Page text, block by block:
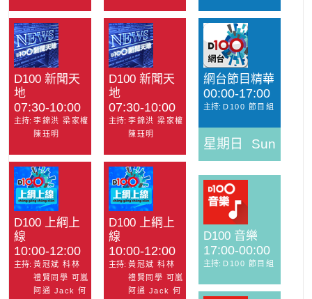
D100 新聞天
地
07:30-10:00
主持: 李錦洪 梁家權
陳珏明
D100 上綱上
線
10:00-12:00
主持: 黃冠斌 科林
禮賢同學 可嵐
阿通 Jack 何
D100 新聞天
地
07:30-10:00
主持: 李錦洪 梁家權
陳珏明
D100 上綱上
線
10:00-12:00
主持: 黃冠斌 科林
禮賢同學 可嵐
阿通 Jack 何
網台節目精華
00:00-17:00
主持: D100 節目組
星期日 Sun
D100 音樂
17:00-00:00
主持: D100 節目組